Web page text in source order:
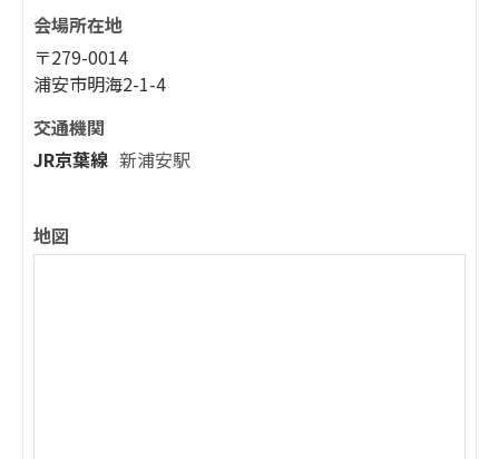
会場所在地
〒279-0014
浦安市明海2-1-4
交通機関
JR京葉線 新浦安駅
地図